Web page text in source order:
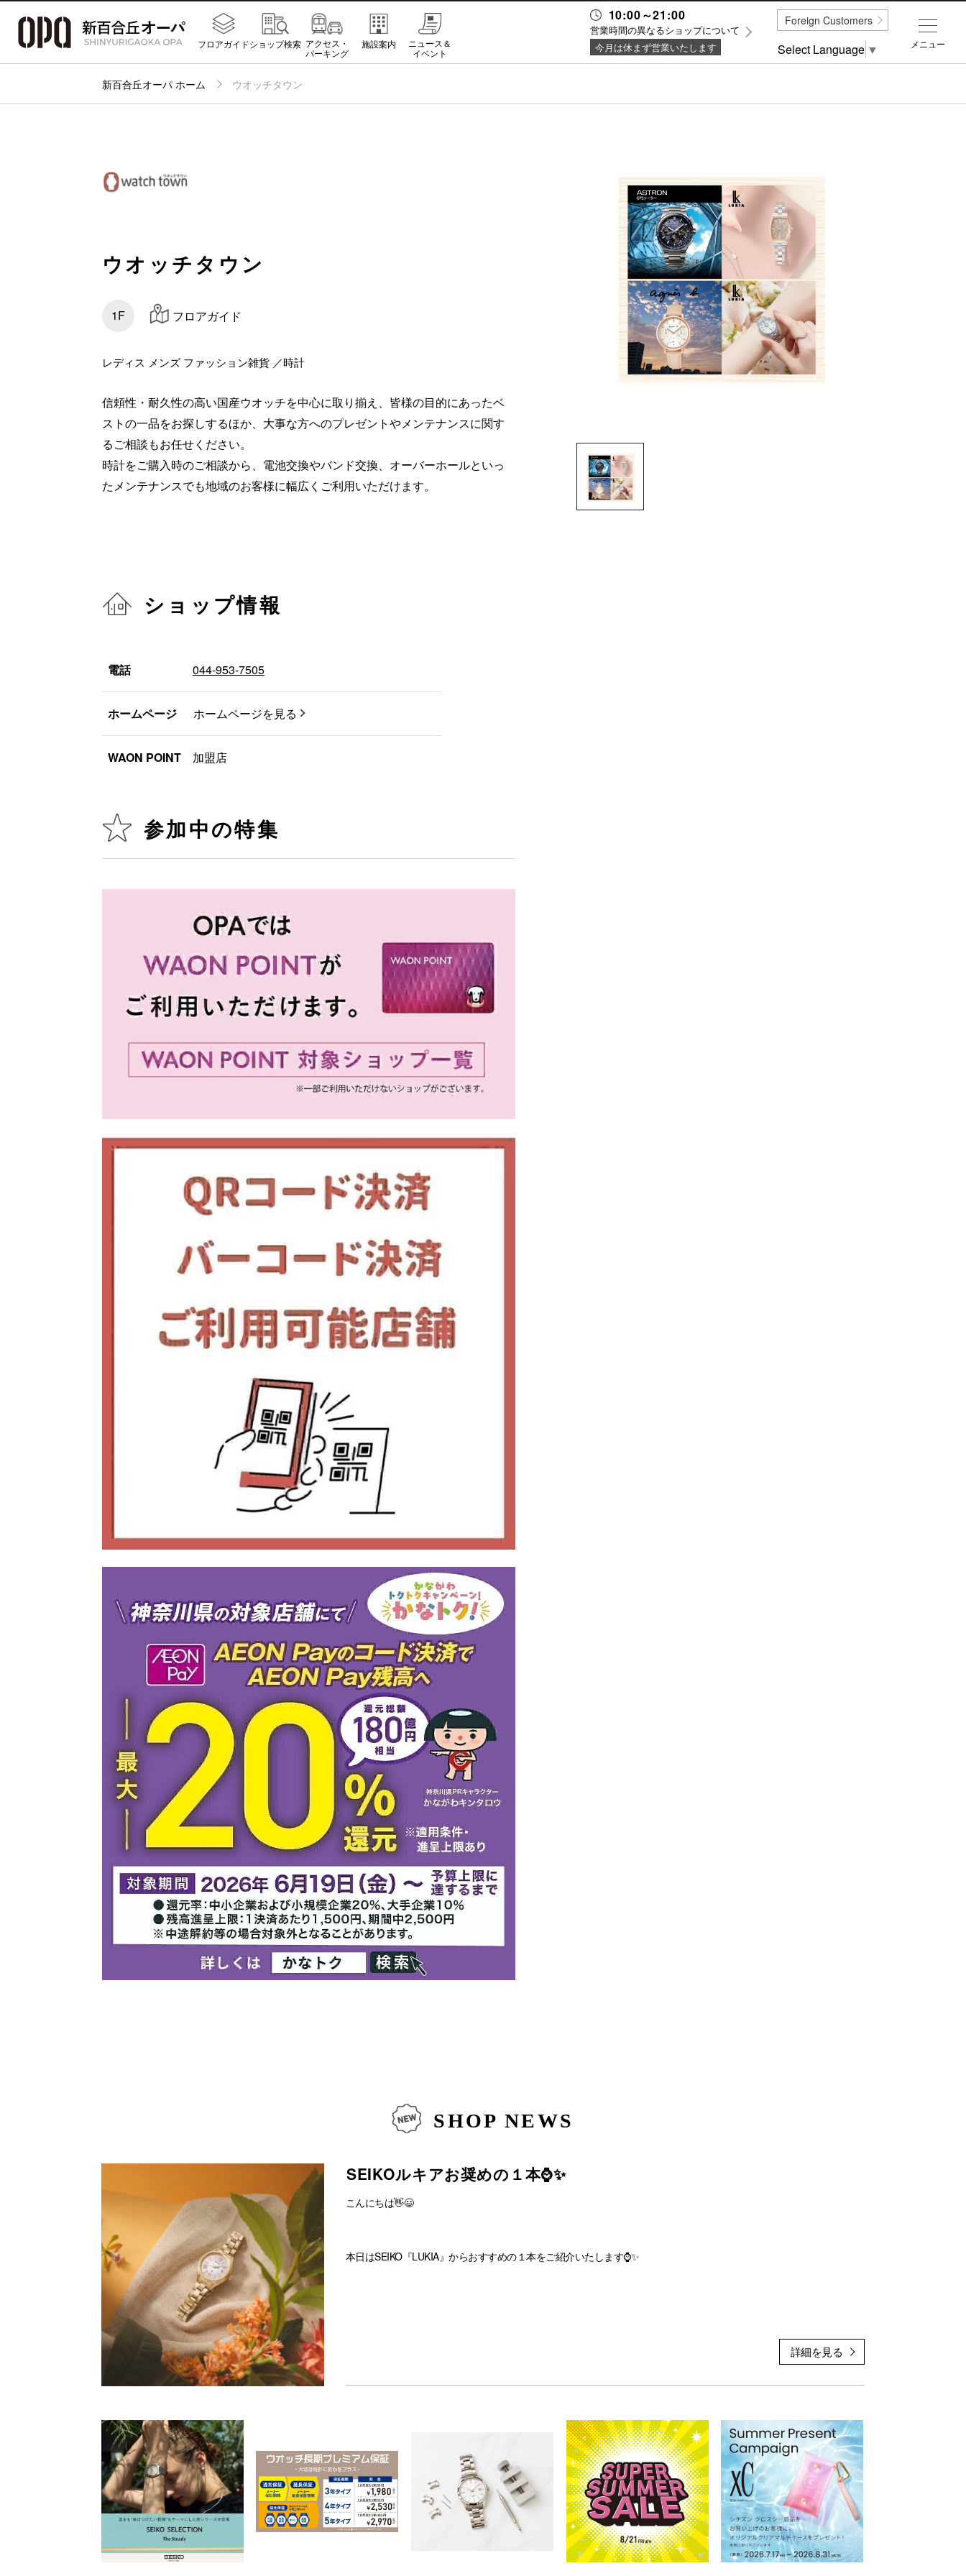
10:00～21:00
営業時間の異なるショップについて
今月は休まず営業いたします
フロアガイドショップ検索 アクセス・
パーキング
施設案内
ニュース＆
イベント
新百合丘オーパ ホーム ウオッチタウン
ウオッチタウン
1F フロアガイド
レディス メンズ ファッション雑貨 ／時計
信頼性・耐久性の高い国産ウオッチを中心に取り揃え、皆様の目的にあったベ
ストの一品をお探しするほか、大事な方へのプレゼントやメンテナンスに関す
るご相談もお任せください。
時計をご購入時のご相談から、電池交換やバンド交換、オーバーホールといっ
たメンテナンスでも地域のお客様に幅広くご利用いただけます。
ショップ情報
電話 044-953-7505
ホームページ ホームページを見る
WAON POINT 加盟店
参加中の特集
SHOP NEWS
SEIKOルキアお奨めの１本⌚️✨
こんにちは👋😃
本日はSEIKO『LUKIA』からおすすめの１本をご紹介いたします⌚️✨
全体のシャンパンゴールドの美しさとインデックスのピンクゴールドの差し色も、とても素敵な１本です😊
是非実物を見にいらしてくださいませ🎵
メニュー
Foreign Customers
Select Language ▼